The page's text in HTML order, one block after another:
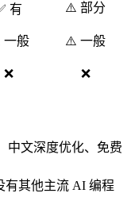
有
⚠️ 部分
般 ⚠️ 一般
❌ ❌
中文深度优化、免费
有其他主流 AI 编程